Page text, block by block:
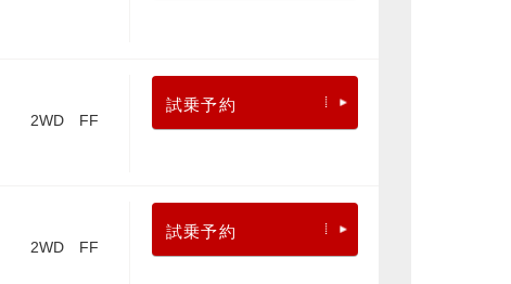
2WD FF
試乗予約
2WD FF
試乗予約